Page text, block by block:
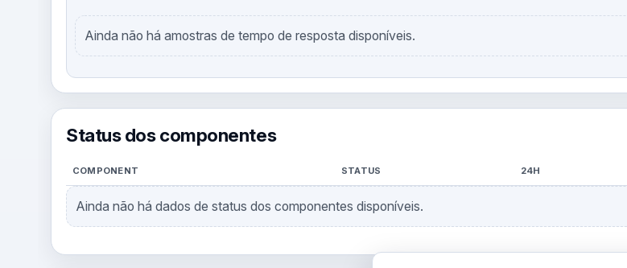
Ainda não há amostras de tempo de resposta disponíveis.
Status dos componentes
COMPONENT STATUS 24H
Ainda não há dados de status dos componentes disponíveis.